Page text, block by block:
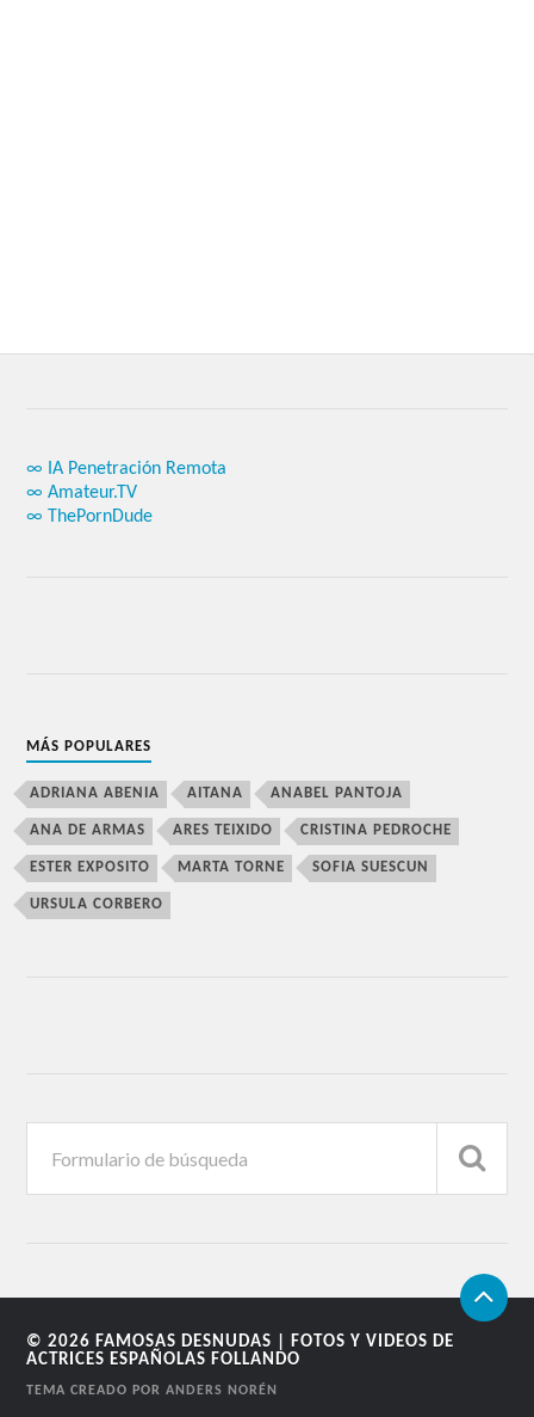
∞ IA Penetración Remota
∞ Amateur.TV
∞ ThePornDude
MÁS POPULARES
ADRIANA ABENIA AITANA ANABEL PANTOJA
ANA DE ARMAS ARES TEIXIDO CRISTINA PEDROCHE
ESTER EXPOSITO MARTA TORNE SOFIA SUESCUN
URSULA CORBERO
© 2026FAMOSAS DESNUDAS | FOTOS Y VIDEOS DE
ACTRICES ESPAÑOLAS FOLLANDO
TEMA CREADO PORANDERS NORÉN